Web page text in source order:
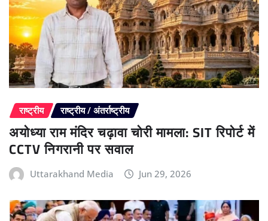
राष्ट्रीय राष्ट्रीय / अंतर्राष्ट्रीय
अयोध्या राम मंदिर चढ़ावा चोरी मामला: SIT रिपोर्ट में
CCTV निगरानी पर सवाल
Uttarakhand Media Jun 29, 2026